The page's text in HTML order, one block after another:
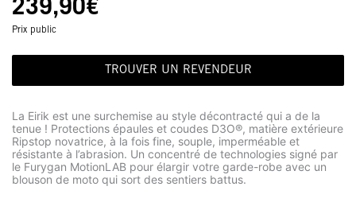
239,90€
Prix public
TROUVER UN REVENDEUR
La Eirik est une surchemise au style décontracté qui a de la
tenue ! Protections épaules et coudes D3O®, matière extérieure
Ripstop novatrice, à la fois fine, souple, imperméable et
résistante à l’abrasion. Un concentré de technologies signé par
le Furygan MotionLAB pour élargir votre garde-robe avec un
blouson de moto qui sort des sentiers battus.